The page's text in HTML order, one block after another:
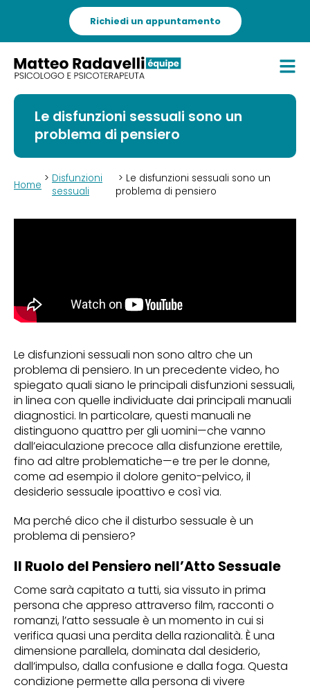
Richiedi un appuntamento
Le disfunzioni sessuali sono un
problema di pensiero
Home > Disfunzioni
sessuali
> Le disfunzioni sessuali sono un
problema di pensiero
Le disfunzioni sessuali non sono altro che un
problema di pensiero. In un precedente video, ho
spiegato quali siano le principali disfunzioni sessuali,
in linea con quelle individuate dai principali manuali
diagnostici. In particolare, questi manuali ne
distinguono quattro per gli uomini—che vanno
dall’eiaculazione precoce alla disfunzione erettile,
fino ad altre problematiche—e tre per le donne,
come ad esempio il dolore genito-pelvico, il
desiderio sessuale ipoattivo e così via.
Ma perché dico che il disturbo sessuale è un
problema di pensiero?
Il Ruolo del Pensiero nell’Atto Sessuale
Come sarà capitato a tutti, sia vissuto in prima
persona che appreso attraverso film, racconti o
romanzi, l’atto sessuale è un momento in cui si
verifica quasi una perdita della razionalità. È una
dimensione parallela, dominata dal desiderio,
dall’impulso, dalla confusione e dalla foga. Questa
condizione permette alla persona di vivere